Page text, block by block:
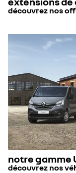
découvrez nos
notre gamme
découvrez nos